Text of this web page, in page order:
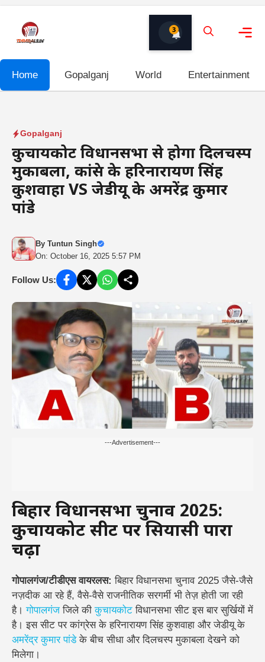
content
3
Home Gopalganj World Entertainment
Gopalganj
कुचायकोट विधानसभा से होगा दिलचस्प
मुकाबला, कांग्रेस के हरिनारायण सिंह
कुशवाहा VS जेडीयू के अमरेंद्र कुमार
पांडे
By Tuntun Singh
On: October 16, 2025 5:57 PM
Follow Us:
---Advertisement---
बिहार विधानसभा चुनाव 2025:
कुचायकोट सीट पर सियासी पारा
चढ़ा
गोपालगंज/टीडीएस वायरलस: बिहार विधानसभा चुनाव 2025 जैसे-जैसे
नज़दीक आ रहे हैं, वैसे-वैसे राजनीतिक सरगर्मी भी तेज़ होती जा रही
है।गोपालगंजजिले कीकुचायकोट विधानसभा सीट इस बार सुर्खियों में
है। इस सीट पर कांग्रेस के हरिनारायण सिंह कुशवाहा और जेडीयू के
अमरेंद्र कुमार पांडेके बीच सीधा और दिलचस्प मुकाबला देखने को
मिलेगा।